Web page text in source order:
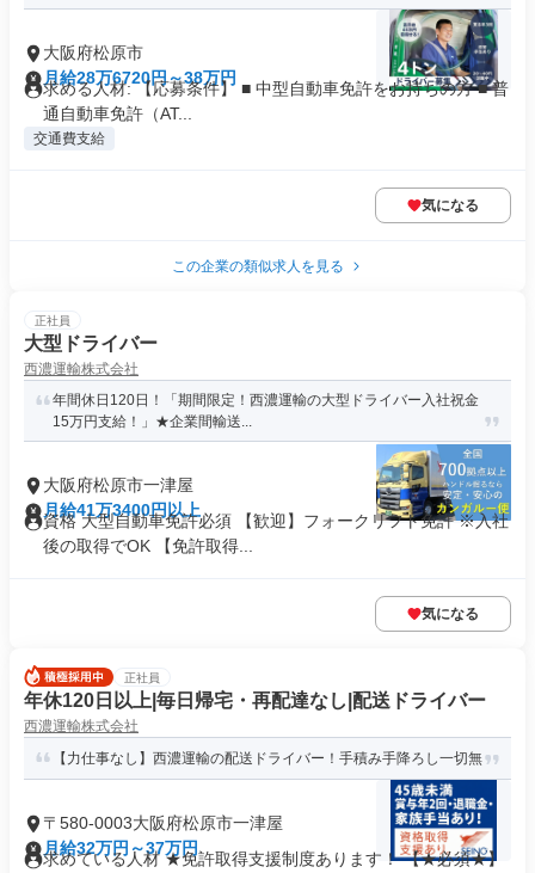
大阪府松原市
月給28万6720円～38万円
求める人材: 【応募条件】 ■ 中型自動車免許をお持ちの方 ■ 普
通自動車免許（AT...
交通費支給
気になる
この企業の類似求人を見る
正社員
大型ドライバー
西濃運輸株式会社
年間休日120日！「期間限定！西濃運輸の大型ドライバー入社祝金
15万円支給！」★企業間輸送...
大阪府松原市一津屋
月給41万3400円以上
資格 大型自動車免許必須 【歓迎】フォークリフト免許 ※入社
後の取得でOK 【免許取得...
気になる
正社員
年休120日以上|毎日帰宅・再配達なし|配送ドライバー
西濃運輸株式会社
【力仕事なし】西濃運輸の配送ドライバー！手積み手降ろし一切無
〒580-0003大阪府松原市一津屋
月給32万円～37万円
求めている人材 ★免許取得支援制度あります！ 【★必須★】